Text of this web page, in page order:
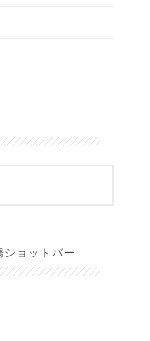
ョットバー